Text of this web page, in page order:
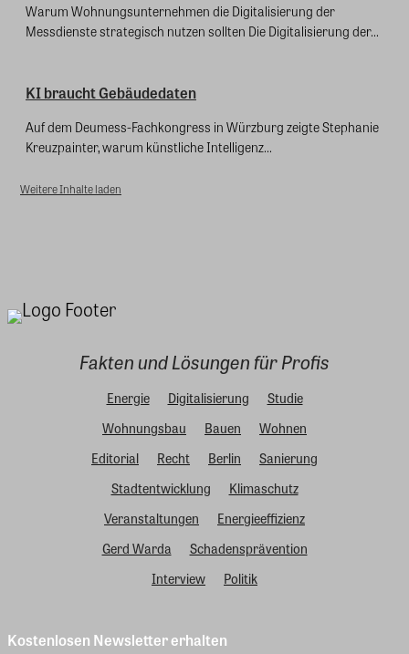
Warum Wohnungsunternehmen die Digitalisierung der
Messdienste strategisch nutzen sollten Die Digitalisierung der...
KI braucht Gebäudedaten
Auf dem Deumess-Fachkongress in Würzburg zeigte Stephanie
Kreuzpainter, warum künstliche Intelligenz...
Weitere Inhalte laden
Fakten und Lösungen für Profis
Energie Digitalisierung
Studie
Wohnungsbau
Bauen
Wohnen
Editorial
Recht Berlin
Sanierung
Stadtentwicklung
Klimaschutz
Veranstaltungen
Energieeffizienz
Gerd Warda
Schadensprävention
Interview
Politik
Kostenlosen Newsletter erhalten